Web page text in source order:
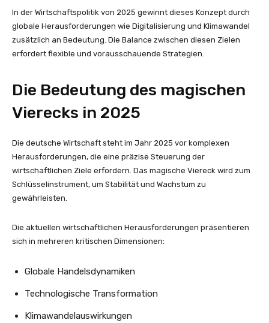
In der Wirtschaftspolitik von 2025 gewinnt dieses Konzept durch
globale Herausforderungen wie Digitalisierung und Klimawandel
zusätzlich an Bedeutung. Die Balance zwischen diesen Zielen
erfordert flexible und vorausschauende Strategien.
Die Bedeutung des magischen
Vierecks in 2025
Die deutsche Wirtschaft steht im Jahr 2025 vor komplexen
Herausforderungen, die eine präzise Steuerung der
wirtschaftlichen Ziele erfordern. Das magische Viereck wird zum
Schlüsselinstrument, um Stabilität und Wachstum zu
gewährleisten.
Die aktuellen wirtschaftlichen Herausforderungen präsentieren
sich in mehreren kritischen Dimensionen:
Globale Handelsdynamiken
Technologische Transformation
Klimawandelauswirkungen